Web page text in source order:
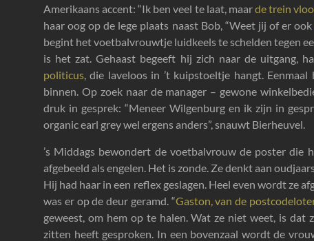
Amerikaans accent: “Ik ben veel te laat, maarde trein
haar oog op de lege plaats naast Bob, “Weet jij of er
begint het voetbalvrouwtje luidkeels te schelden tegen
is het zat. Gehaast begeeft hij zich naar de uitgang,
politicus, die laveloos in ’t kuipstoeltje hangt.
binnen. Op zoek naar de manager – gewone
druk in gesprek: “Meneer Wilgenburg en ik zijn in
organic earl grey wel ergens anders”, snauwt Bierheuvel.
’s Middags bewondert de voetbalvrouw de poster die
afgebeeld als engelen. Het is zonde. Ze denkt aan
Hij had haar in een reflex geslagen. Heel even wordt ze
was er op de deur geramd. “Gaston, van de
geweest, om hem op te halen. Wat ze niet weet, is dat
zitten heeft gesproken. In een bovenzaal wordt de